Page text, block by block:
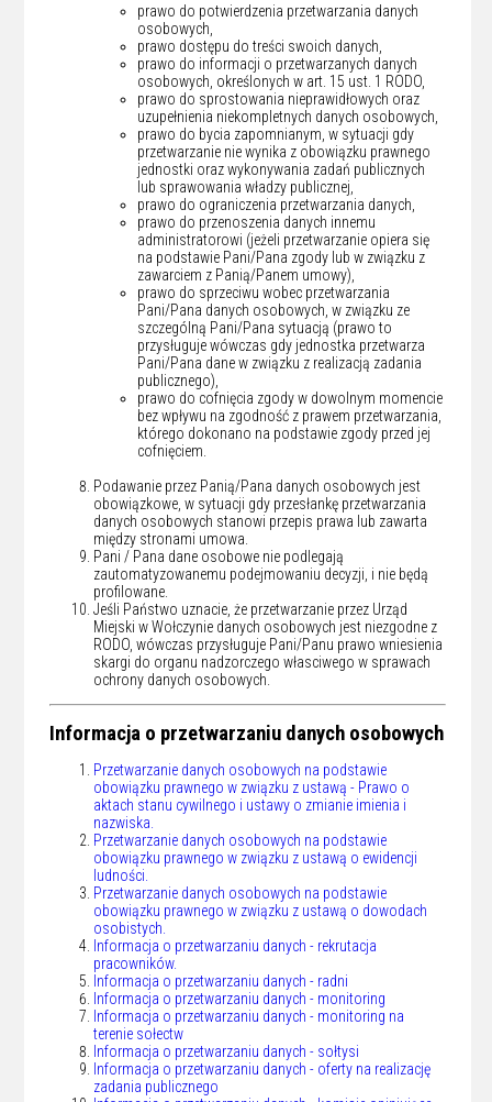
prawo do potwierdzenia przetwarzania danych
osobowych,
prawo dostępu do treści swoich danych,
prawo do informacji o przetwarzanych danych
osobowych, określonych w art. 15 ust. 1 RODO,
prawo do sprostowania nieprawidłowych oraz
uzupełnienia niekompletnych danych osobowych,
prawo do bycia zapomnianym, w sytuacji gdy
przetwarzanie nie wynika z obowiązku prawnego
jednostki oraz wykonywania zadań publicznych
lub sprawowania władzy publicznej,
prawo do ograniczenia przetwarzania danych,
prawo do przenoszenia danych innemu
administratorowi (jeżeli przetwarzanie opiera się
na podstawie Pani/Pana zgody lub w związku z
zawarciem z Panią/Panem umowy),
prawo do sprzeciwu wobec przetwarzania
Pani/Pana danych osobowych, w związku ze
szczególną Pani/Pana sytuacją (prawo to
przysługuje wówczas gdy jednostka przetwarza
Pani/Pana dane w związku z realizacją zadania
publicznego),
prawo do cofnięcia zgody w dowolnym momencie
bez wpływu na zgodność z prawem przetwarzania,
którego dokonano na podstawie zgody przed jej
cofnięciem.
Podawanie przez Panią/Pana danych osobowych jest
obowiązkowe, w sytuacji gdy przesłankę przetwarzania
danych osobowych stanowi przepis prawa lub zawarta
między stronami umowa.
Pani / Pana dane osobowe nie podlegają
zautomatyzowanemu podejmowaniu decyzji, i nie będą
profilowane.
Jeśli Państwo uznacie, że przetwarzanie przez Urząd
Miejski w Wołczynie danych osobowych jest niezgodne z
RODO, wówczas przysługuje Pani/Panu prawo wniesienia
skargi do organu nadzorczego własciwego w sprawach
ochrony danych osobowych.
Informacja o przetwarzaniu danych osobowych
Przetwarzanie danych osobowych na podstawie
obowiązku prawnego w związku z ustawą - Prawo o
aktach stanu cywilnego i ustawy o zmianie imienia i
nazwiska.
Przetwarzanie danych osobowych na podstawie
obowiązku prawnego w związku z ustawą o ewidencji
ludności.
Przetwarzanie danych osobowych na podstawie
obowiązku prawnego w związku z ustawą o dowodach
osobistych.
Informacja o przetwarzaniu danych - rekrutacja
pracowników.
Informacja o przetwarzaniu danych - radni
Informacja o przetwarzaniu danych - monitoring
Informacja o przetwarzaniu danych - monitoring na
terenie sołectw
Informacja o przetwarzaniu danych - sołtysi
Informacja o przetwarzaniu danych - oferty na realizację
zadania publicznego